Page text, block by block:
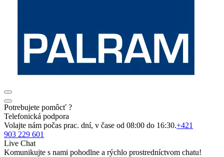
Potrebujete pomôcť ?
Telefonická podpora
Volajte nám počas prac. dní, v čase od 08:00 do 16:30.+421
903 229 601
Live Chat
Komunikujte s nami pohodlne a rýchlo prostredníctvom chatu!